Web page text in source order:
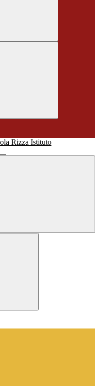
Istituto